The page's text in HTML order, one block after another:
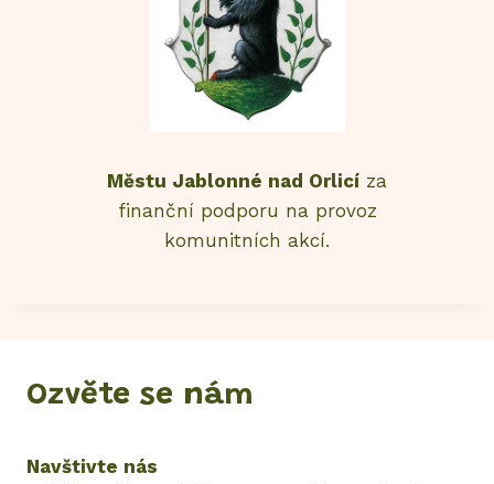
Městu Jablonné nad Orlicí za
finanční podporu na provoz
komunitních akcí.
Ozvěte se nám
Navštivte nás